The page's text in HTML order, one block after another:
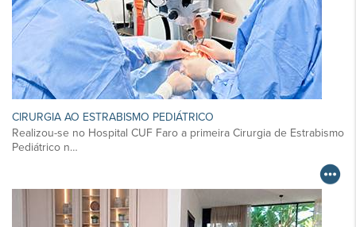
CIRURGIA AO ESTRABISMO PEDIÁTRICO
Realizou-se no Hospital CUF Faro a primeira Cirurgia de Estrabismo
Pediátrico n…